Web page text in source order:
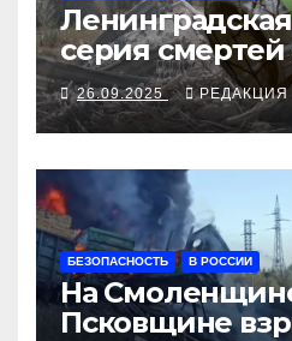
серия смертей
алкосуррогата
26.09.2025 РЕДАКЦИЯ
БЕЗОПАСНОСТЬ В РОССИИ
На
Псковщине